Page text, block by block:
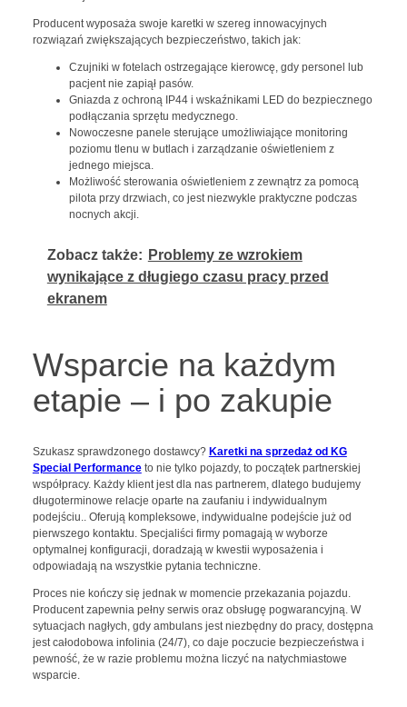
Producent wyposaża swoje karetki w szereg innowacyjnych
rozwiązań zwiększających bezpieczeństwo, takich jak:
Czujniki w fotelach ostrzegające kierowcę, gdy personel lub
pacjent nie zapiął pasów.
Gniazda z ochroną IP44 i wskaźnikami LED do bezpiecznego
podłączania sprzętu medycznego.
Nowoczesne panele sterujące umożliwiające monitoring
poziomu tlenu w butlach i zarządzanie oświetleniem z
jednego miejsca.
Możliwość sterowania oświetleniem z zewnątrz za pomocą
pilota przy drzwiach, co jest niezwykle praktyczne podczas
nocnych akcji.
Zobacz także: Problemy ze wzrokiem
wynikające z długiego czasu pracy przed
ekranem
Wsparcie na każdym
etapie – i po zakupie
Szukasz sprawdzonego dostawcy? Karetki na sprzedaż od KG
Special Performanceto nie tylko pojazdy, to początek partnerskiej
współpracy. Każdy klient jest dla nas partnerem, dlatego budujemy
długoterminowe relacje oparte na zaufaniu i indywidualnym
podejściu.. Oferują kompleksowe, indywidualne podejście już od
pierwszego kontaktu. Specjaliści firmy pomagają w wyborze
optymalnej konfiguracji, doradzają w kwestii wyposażenia i
odpowiadają na wszystkie pytania techniczne.
Proces nie kończy się jednak w momencie przekazania pojazdu.
Producent zapewnia pełny serwis oraz obsługę pogwarancyjną. W
sytuacjach nagłych, gdy ambulans jest niezbędny do pracy, dostępna
jest całodobowa infolinia (24/7), co daje poczucie bezpieczeństwa i
pewność, że w razie problemu można liczyć na natychmiastowe
wsparcie.